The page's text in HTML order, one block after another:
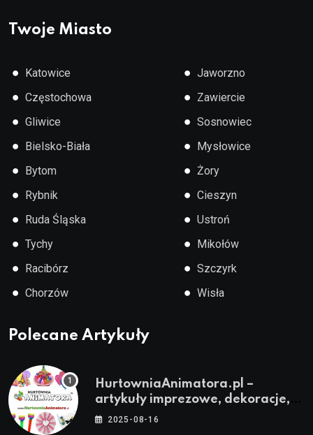
Twoje Miasto
● Katowice
● Częstochowa
● Gliwice
● Bielsko-Biała
● Bytom
● Rybnik
● Ruda Śląska
● Tychy
● Racibórz
● Chorzów
● Jaworzno
● Zawiercie
● Sosnowiec
● Mysłowice
● Żory
● Cieszyn
● Ustroń
● Mikołów
● Szczyrk
● Wisła
Polecane Artykuły
HurtowniaAnimatora.pl –
artykuły imprezowe, dekoracje,
stroje i akcesoria dla animatorów
2025-08-16